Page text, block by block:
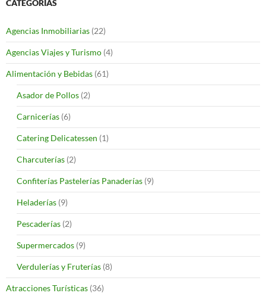
CATEGORÍAS
Agencias Inmobiliarias (22)
Agencias Viajes y Turismo (4)
Alimentación y Bebidas (61)
Asador de Pollos (2)
Carnicerías (6)
Catering Delicatessen (1)
Charcuterías (2)
Confiterías Pastelerías Panaderías (9)
Heladerías (9)
Pescaderías (2)
Supermercados (9)
Verdulerías y Fruterías (8)
Atracciones Turísticas (36)